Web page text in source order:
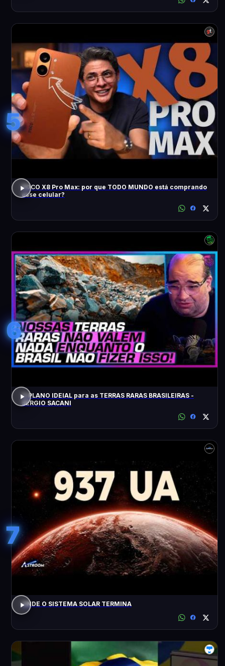
5
POCO X8 Pro Max: por que TODO MUNDO está comprando
esse celular?
6
O PLANO IDEIAL para as TERRAS RARAS BRASILEIRAS -
SÉRGIO SACANI
7
ONDE O SISTEMA SOLAR TERMINA